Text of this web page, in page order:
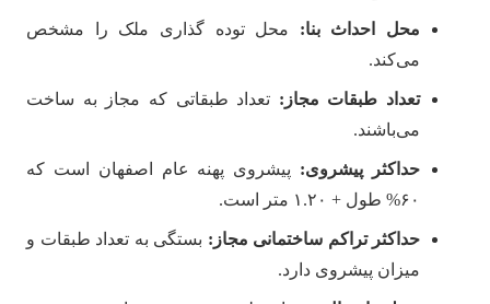
محل احداث بنا: محل توده گذاری ملک را مشخص
می‌کند.
تعداد طبقات مجاز: تعداد طبقاتی که مجاز به ساخت
می‌باشند.
حداکثر پیشروی: پیشروی پهنه عام اصفهان است که
۶۰% طول + ۱.۲۰ متر است.
حداکثر تراکم ساختمانی مجاز: بستگی به تعداد طبقات و
میزان پیشروی دارد.